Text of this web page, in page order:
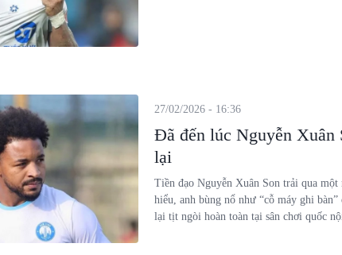
Đã đến lúc Nguyễn Xuân
lại
27/02/2026 - 16:36
Tiền đạo Nguyễn Xuân Son trải qua
hiểu, anh bùng nổ như “cỗ máy ghi
lại tịt ngòi hoàn toàn tại sân chơi quốc